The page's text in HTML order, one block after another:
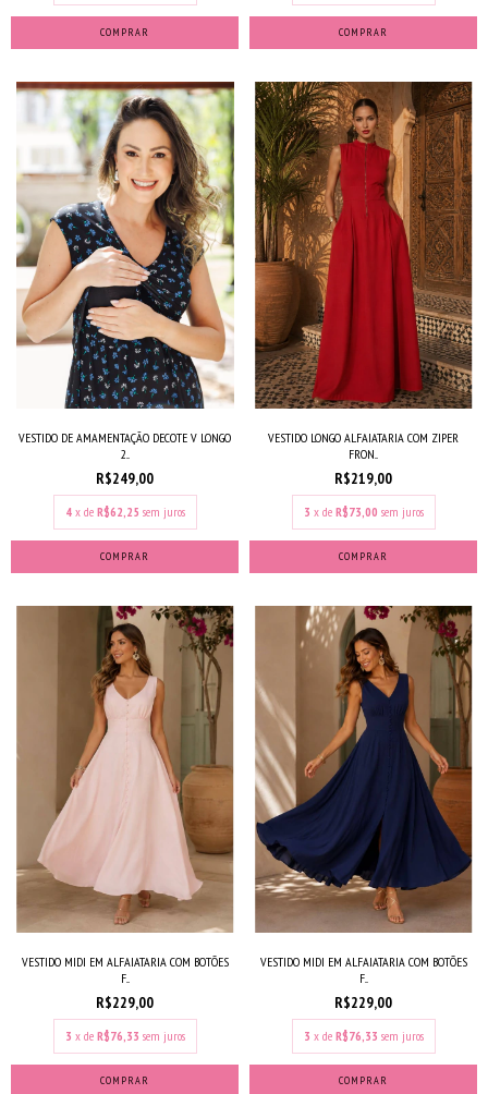
COMPRAR COMPRAR
VESTIDO DE AMAMENTAÇÃO DECOTE V LONGO
2...
R$249,00
4 x de R$62,25 sem juros
COMPRAR
VESTIDO LONGO ALFAIATARIA COM ZIPER
FRON...
R$219,00
3 x de R$73,00 sem juros
COMPRAR
VESTIDO MIDI EM ALFAIATARIA COM BOTÕES
F...
R$229,00
3 x de R$76,33 sem juros
COMPRAR
VESTIDO MIDI EM ALFAIATARIA COM BOTÕES
F...
R$229,00
3 x de R$76,33 sem juros
COMPRAR